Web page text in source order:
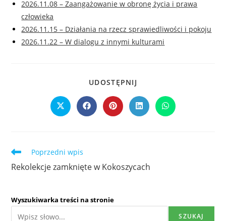
2026.11.08 – Zaangażowanie w obronę życia i prawa
człowieka
2026.11.15 – Działania na rzecz sprawiedliwości i pokoju
2026.11.22 – W dialogu z innymi kulturami
UDOSTĘPNIJ
CONTENT
Opens
in
Opens
in
Opens
in
Opens
in
Opens
in
artykułyPoprzedni wpis
Rekolekcje zamknięte w Kokoszycach
Wyszukiwarka treści na stronie
SZUKAJ